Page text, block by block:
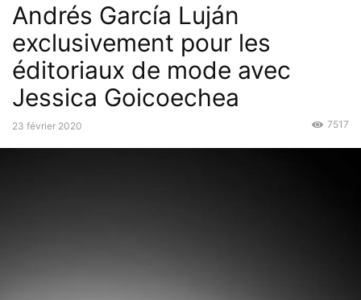
Andrés García Luján
exclusivement pour les
éditoriaux de mode avec
Jessica Goicoechea
23 février 2020 7517